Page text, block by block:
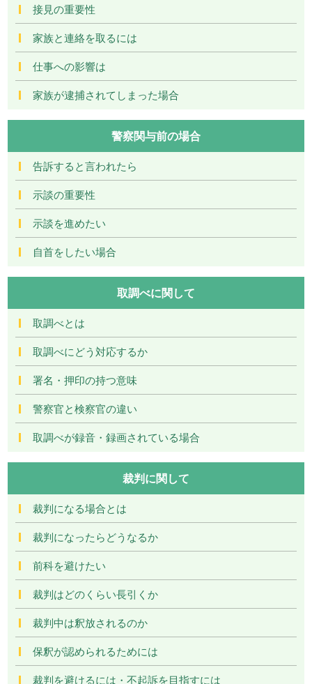
接見の重要性
家族と連絡を取るには
仕事への影響は
家族が逮捕されてしまった場合
警察関与前の場合
告訴すると言われたら
示談の重要性
示談を進めたい
自首をしたい場合
取調べに関して
取調べとは
取調べにどう対応するか
署名・押印の持つ意味
警察官と検察官の違い
取調べが録音・録画されている場合
裁判に関して
裁判になる場合とは
裁判になったらどうなるか
前科を避けたい
裁判はどのくらい長引くか
裁判中は釈放されるのか
保釈が認められるためには
裁判を避けるには・不起訴を目指すには